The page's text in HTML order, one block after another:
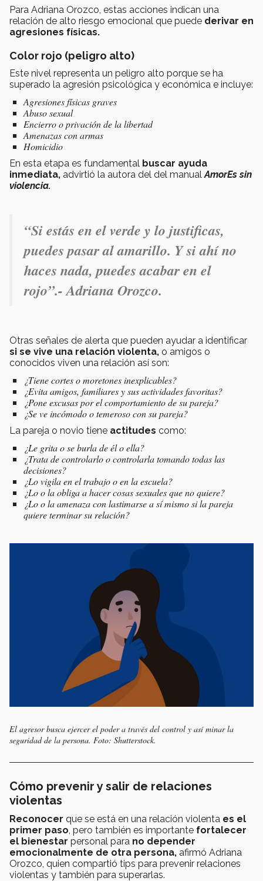
Para Adriana Orozco, estas acciones indican una
relación de alto riesgo emocional que puede derivar en
agresiones físicas.
Color rojo (peligro alto)
Este nivel representa un peligro alto porque se ha
superado la agresión psicológica y económica e incluye:
Agresiones físicas graves
Abuso sexual
Encierro o privación de la libertad
Amenazas con armas
Homicidio
En esta etapa es fundamental buscar ayuda
inmediata, advirtió la autora del del manualAmorEs sin
violencia.
“Si estás en el verde y lo justificas,
puedes pasar al amarillo. Y si ahí no
haces nada, puedes acabar en el
rojo”.- Adriana Orozco.
Otras señales de alerta que pueden ayudar a identificar
si se vive una relación violenta, o amigos o
conocidos viven una relación así son:
¿Tiene cortes o moretones inexplicables?
¿Evita amigos, familiares y sus actividades favoritas?
¿Pone excusas por el comportamiento de su pareja?
¿Se ve incómodo o temeroso con su pareja?
La pareja o novio tiene actitudes como:
¿Le grita o se burla de él o ella?
¿Trata de controlarlo o controlarla tomando todas las
decisiones?
¿Lo vigila en el trabajo o en la escuela?
¿Lo o la obliga a hacer cosas sexuales que no quiere?
¿Lo o la amenaza con lastimarse a sí mismo si la pareja
quiere terminar su relación?
El agresor busca ejercer el poder a través del control y así minar la
seguridad de la persona. Foto: Shutterstock.
Cómo prevenir y salir de relaciones
violentas
Reconocer que se está en una relación violenta es el
primer paso , pero también es importante fortalecer
el bienestar personal para no depender
emocionalmente de otra persona, afirmó Adriana
Orozco, quien compartió tips para prevenir relaciones
violentas y también para superarlas.